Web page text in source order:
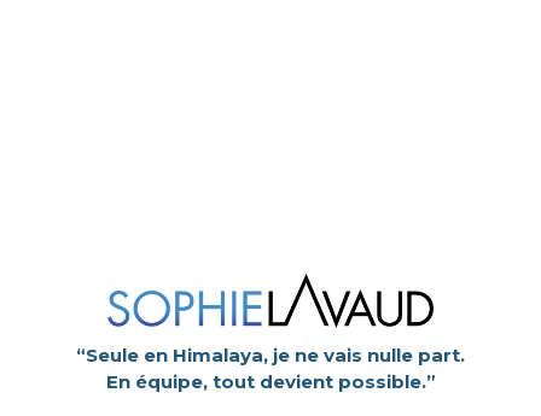
“Seule en Himalaya, je ne vais nulle part.
En équipe, tout devient possible.”